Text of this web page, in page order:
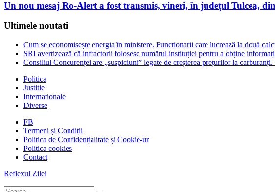
Un nou mesaj Ro-Alert a fost transmis, vineri, în județul Tulcea,
Ultimele noutati
Cum se economisește energia în ministere. Funcționarii care lucrează la două
SRI avertizează că infractorii folosesc numărul instituției pentru a obține
Consiliul Concurenței are „suspiciuni” legate de creșterea prețurilor la
Politica
Justitie
Internationale
Diverse
FB
Termeni și Condiții
Politica de Confidențialitate și Cookie-ur
Politica cookies
Contact
Reflexul Zilei